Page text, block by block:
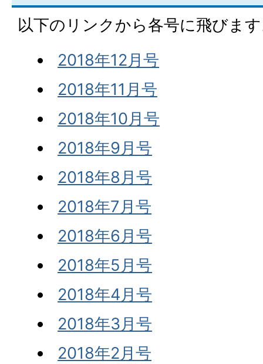
以下のリンクから各号に飛びま
2018年12月号
2018年11月号
2018年10月号
2018年9月号
2018年8月号
2018年7月号
2018年6月号
2018年5月号
2018年4月号
2018年3月号
2018年2月号